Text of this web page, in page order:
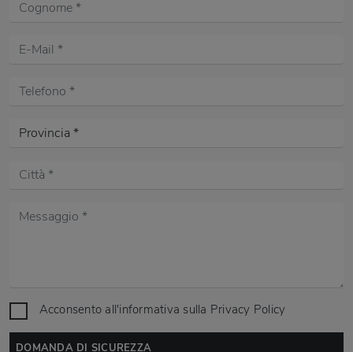
Acconsento all'informativa sulla Privacy Policy
DOMANDA DI SICUREZZA